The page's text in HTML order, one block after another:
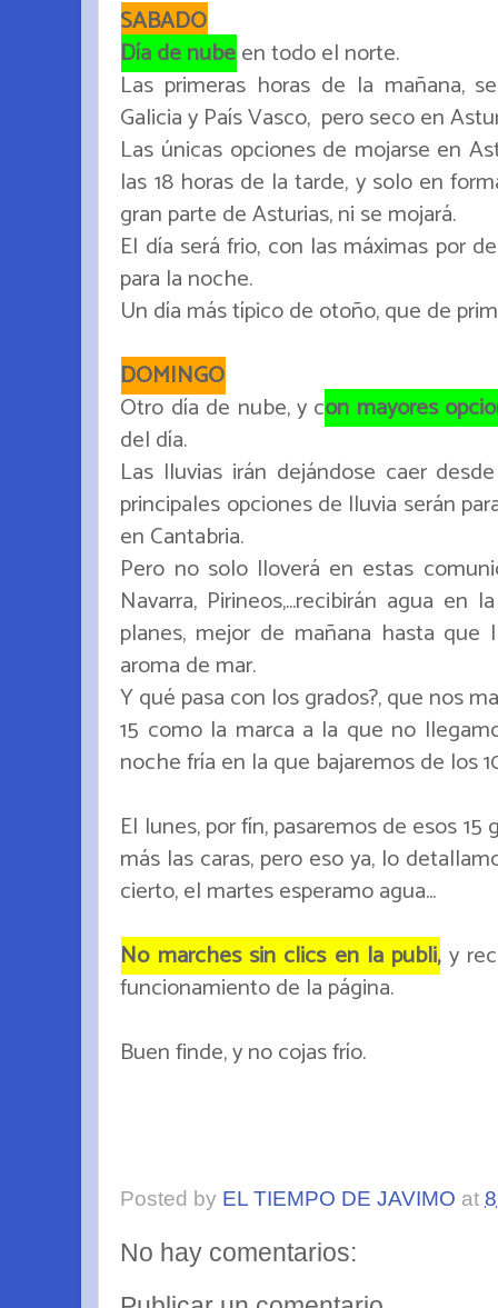
SABADO
Día de nubeen todo el norte.
Las primeras horas de la mañana,
Galicia y País Vasco, pero seco en
Las únicas opciones de mojarse en
las 18 horas de la tarde, y solo en
gran parte de Asturias, ni se mojará.
El día será frio, con las máximas por
para la noche.
Un día más típico de otoño, que de
DOMINGO
Otro día de nube, y con mayores
del día.
Las lluvias irán dejándose caer
principales opciones de lluvia serán
en Cantabria.
Pero no solo lloverá en estas
Navarra, Pirineos,...recibirán agua
planes, mejor de mañana hasta que
aroma de mar.
Y qué pasa con los grados?, que nos
15 como la marca a la que no
noche fría en la que bajaremos de los
El lunes, por fín, pasaremos de esos
más las caras, pero eso ya, lo
cierto, el martes esperamo agua...
No marches sin clics en la publi,y
funcionamiento de la página.
Buen finde, y no cojas frío.
Posted by EL TIEMPO DE JAVIMO at
No hay comentarios: